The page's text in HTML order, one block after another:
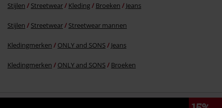
Stijlen Streetwear Kleding Broeken Jeans
Stijlen Streetwear Streetwear mannen
Kledingmerken ONLY and SONS Jeans
Kledingmerken ONLY and SONS Broeken